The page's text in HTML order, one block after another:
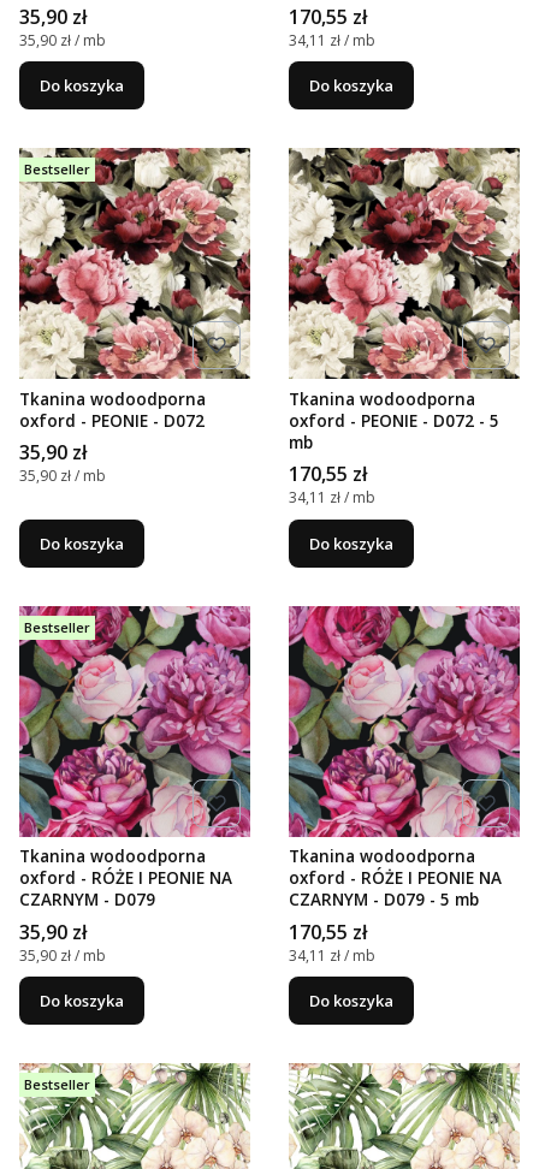
Cena
35,90 zł
Cena jednostkowa
35,90 zł / mb
Do koszyka
Cena
170,55 zł
Cena jednostkowa
34,11 zł / mb
Do koszyka
Bestseller
Tkanina wodoodporna
oxford - PEONIE - D072
Cena
35,90 zł
Cena jednostkowa
35,90 zł / mb
Do koszyka
Tkanina wodoodporna
oxford - PEONIE - D072 - 5
mb
Cena
170,55 zł
Cena jednostkowa
34,11 zł / mb
Do koszyka
Bestseller
Tkanina wodoodporna
oxford - RÓŻE I PEONIE NA
CZARNYM - D079
Cena
35,90 zł
Cena jednostkowa
35,90 zł / mb
Do koszyka
Tkanina wodoodporna
oxford - RÓŻE I PEONIE NA
CZARNYM - D079 - 5 mb
Cena
170,55 zł
Cena jednostkowa
34,11 zł / mb
Do koszyka
Bestseller